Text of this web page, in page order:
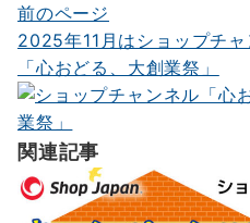
投
稿
ナ
ビ
ゲ
ー
前のページ
2025年11月はショップチ
「心おどる、大創業祭」
関連記事